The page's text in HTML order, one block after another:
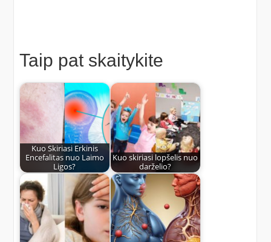
Taip pat skaitykite
Kuo Skiriasi Erkinis
Encefalitas nuo Laimo
Ligos?
Kuo skiriasi lopšelis nuo
darželio?